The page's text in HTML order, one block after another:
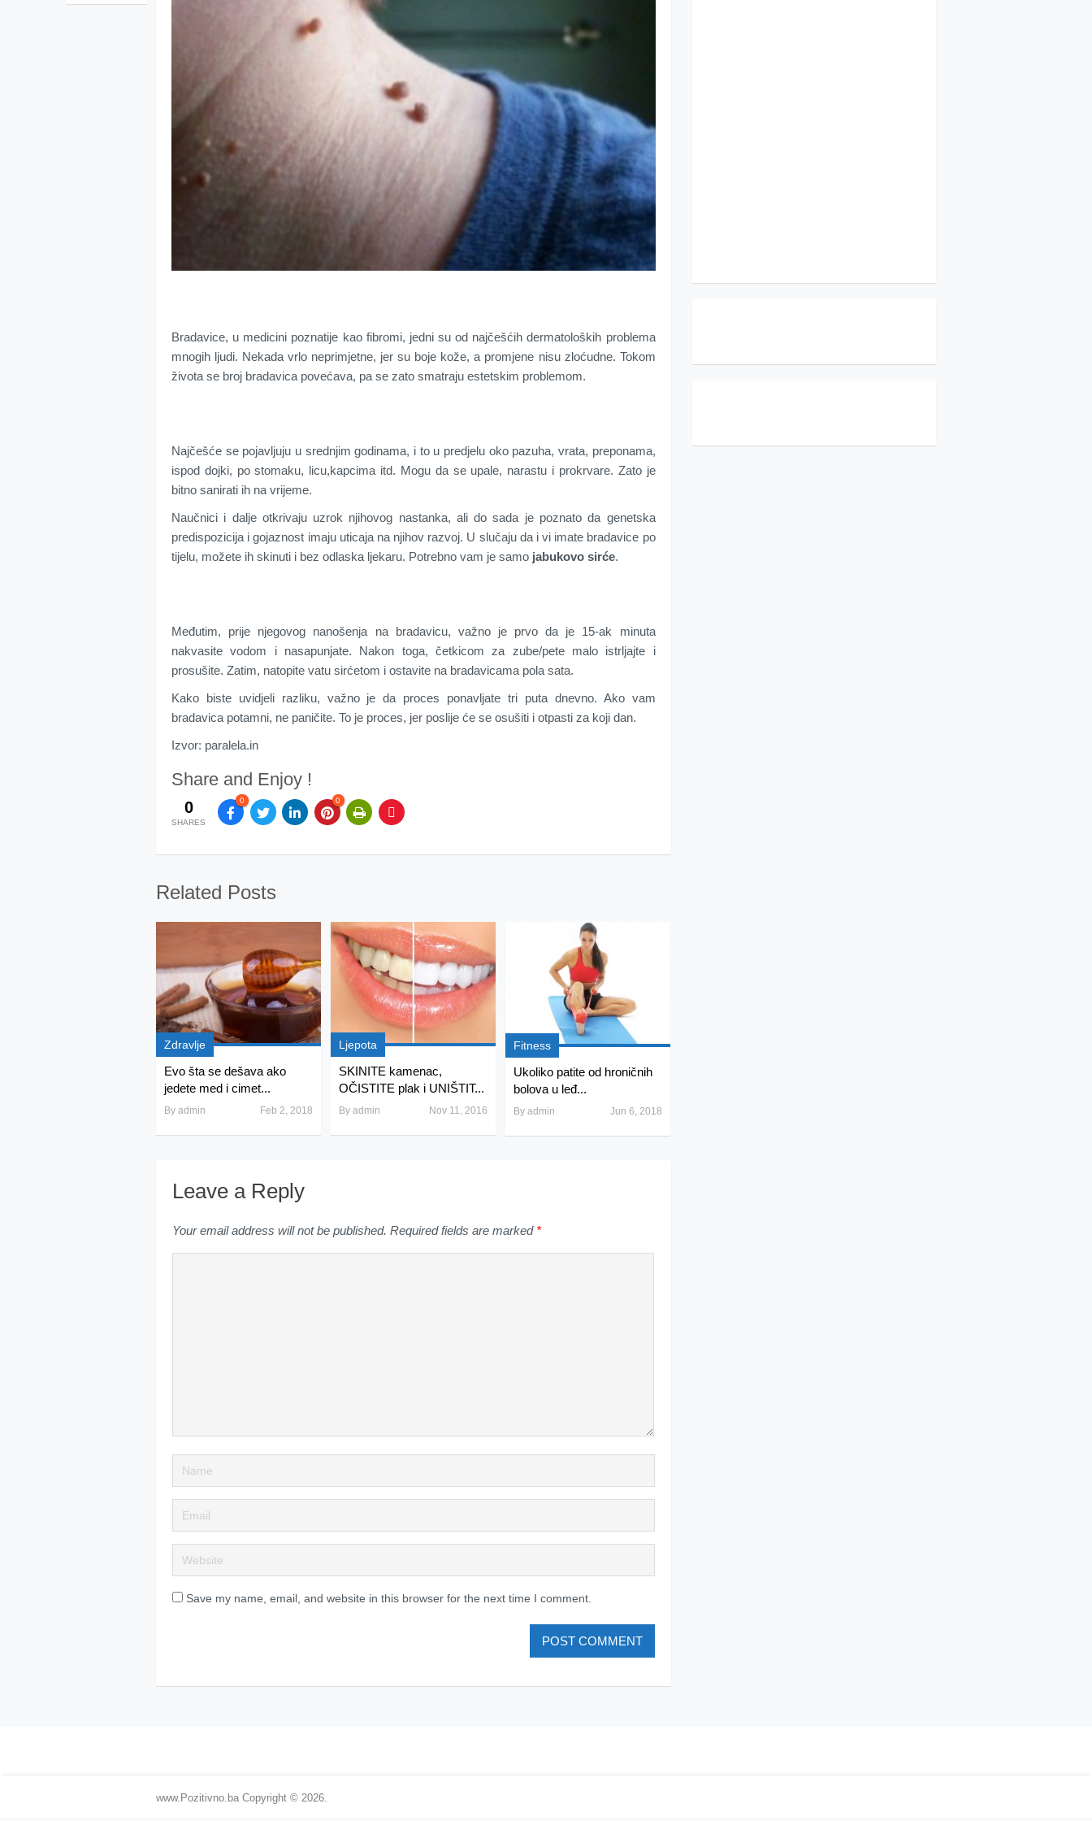
Bradavice, u medicini poznatije kao fibromi, jedni su od najčešćih dermatoloških problema
mnogih ljudi. Nekada vrlo neprimjetne, jer su boje kože, a promjene nisu zloćudne. Tokom
života se broj bradavica povećava, pa se zato smatraju estetskim problemom.
Najčešće se pojavljuju u srednjim godinama, i to u predjelu oko pazuha, vrata, preponama,
ispod dojki, po stomaku, licu,kapcima itd. Mogu da se upale, narastu i prokrvare. Zato je
bitno sanirati ih na vrijeme.
Naučnici i dalje otkrivaju uzrok njihovog nastanka, ali do sada je poznato da genetska
predispozicija i gojaznost imaju uticaja na njihov razvoj. U slučaju da i vi imate bradavice po
tijelu, možete ih skinuti i bez odlaska ljekaru. Potrebno vam je samo jabukovo sirće.
Međutim, prije njegovog nanošenja na bradavicu, važno je prvo da je 15-ak minuta
nakvasite vodom i nasapunjate. Nakon toga, četkicom za zube/pete malo istrljajte i
prosušite. Zatim, natopite vatu sirćetom i ostavite na bradavicama pola sata.
Kako biste uvidjeli razliku, važno je da proces ponavljate tri puta dnevno. Ako vam
bradavica potamni, ne paničite. To je proces, jer poslije će se osušiti i otpasti za koji dan.
Izvor: paralela.in
Share and Enjoy !
0
SHARES
0 0
Related Posts
Zdravlje
Evo šta se dešava ako
jedete med i cimet...
By admin Feb 2, 2018
Ljepota
SKINITE kamenac,
OČISTITE plak i UNIŠTIT...
By admin Nov 11, 2016
Fitness
Ukoliko patite od hroničnih
bolova u leđ...
By admin Jun 6, 2018
Leave a Reply
Your email address will not be published. Required fields are marked *
Save my name, email, and website in this browser for the next time I comment.
www.Pozitivno.ba Copyright © 2026.